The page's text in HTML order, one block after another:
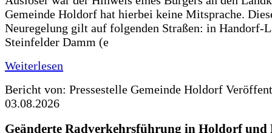
Gemeinde Holdorf hat hierbei keine Mitsprache.
Neuregelung gilt auf folgenden Straßen: in Handorf-
Steinfelder Damm (e
Weiterlesen
Bericht von: Pressestelle Gemeinde Holdorf
03.08.2026
Geänderte Radverkehrsführung in Holdorf